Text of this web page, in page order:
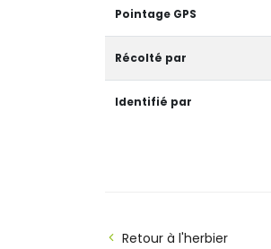
Pointage GPS
Récolté par
Identifié par
Retour à l'herbier